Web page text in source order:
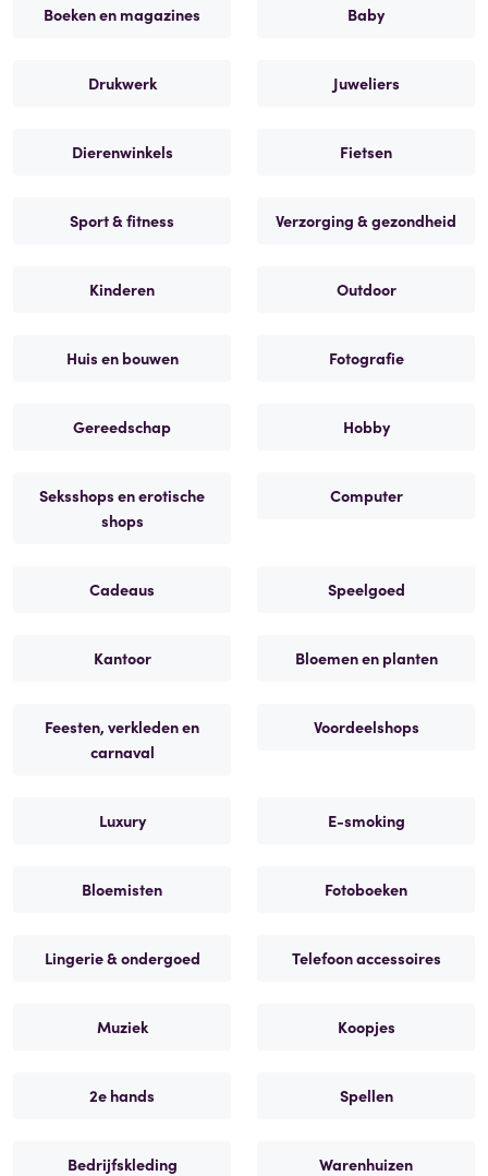
Boeken en magazines Baby
Drukwerk Juweliers
Dierenwinkels Fietsen
Sport & fitness Verzorging & gezondheid
Kinderen Outdoor
Huis en bouwen Fotografie
Gereedschap Hobby
Seksshops en erotische
shops
Computer
Cadeaus Speelgoed
Kantoor Bloemen en planten
Feesten, verkleden en
carnaval
Voordeelshops
Luxury E-smoking
Bloemisten Fotoboeken
Lingerie & ondergoed Telefoon accessoires
Muziek Koopjes
2e hands Spellen
Bedrijfskleding Warenhuizen